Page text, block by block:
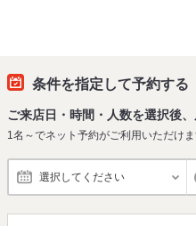
条件を指定して予約する
ご来店日・時間・人数を選択後
1名～でネット予約がご利用いただけま
選択してください